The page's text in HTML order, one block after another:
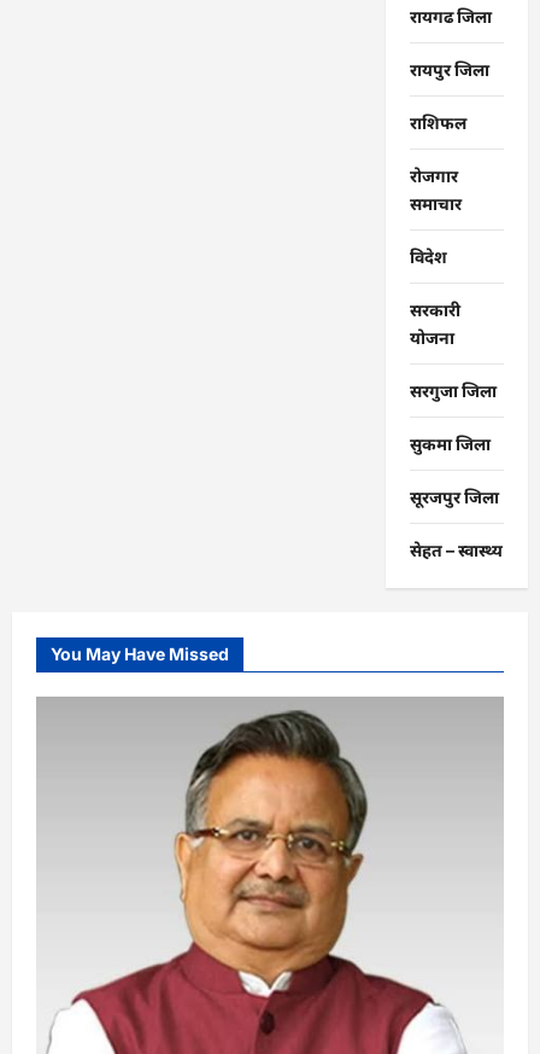
रायगढ जिला
रायपुर जिला
राशिफल
रोजगार
समाचार
विदेश
सरकारी
योजना
सरगुजा जिला
सुकमा जिला
सूरजपुर जिला
सेहत – स्‍वास्‍थ्‍य
You May Have Missed